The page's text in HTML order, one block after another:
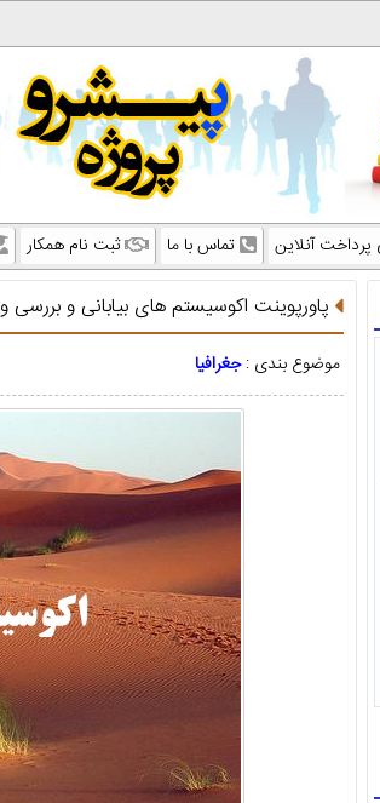
پرداخت آنلاین تماس با ما ثبت نام همکار
پاورپوینت اکوسیستم های بیابانی و
موضوع بندی :جغرافیا